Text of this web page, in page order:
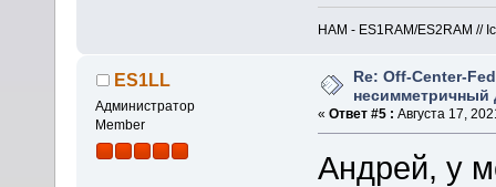
HAM - ES1RAM/ES2RAM //
ES1LL
Администратор
Member
Re: Off-Center-
несимметричный
« Ответ #5 : Августа 17,
Андрей, у